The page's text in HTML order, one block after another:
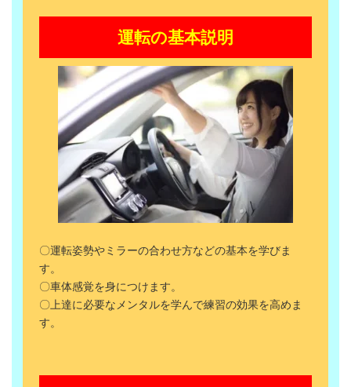
運転の基本説明
〇運転姿勢やミラーの合わせ方などの基本を学びま
す。
〇車体感覚を身につけます。
〇上達に必要なメンタルを学んで練習の効果を高めま
す。